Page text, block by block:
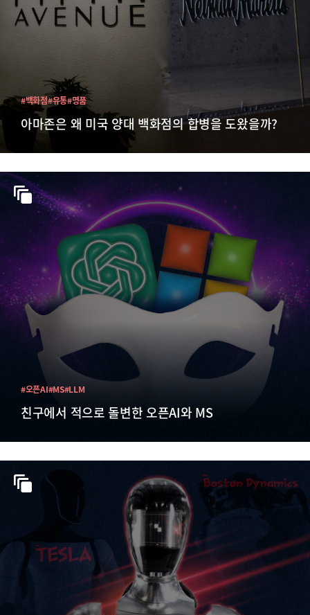
아마존은 왜 미국 양대 백화점의 합병을 도왔을까?
#백화점#유통#명품
친구에서 적으로 돌변한 오픈AI와 MS
#오픈AI#MS#LLM